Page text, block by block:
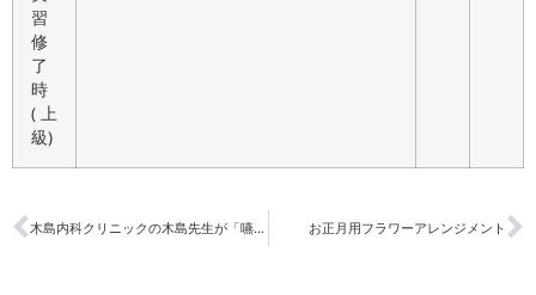
習
修
了
時
(上
級)
木島内科クリニックの木島先生が「嚥下」について講演してくださいました。 お正月用フラワーアレンジメント